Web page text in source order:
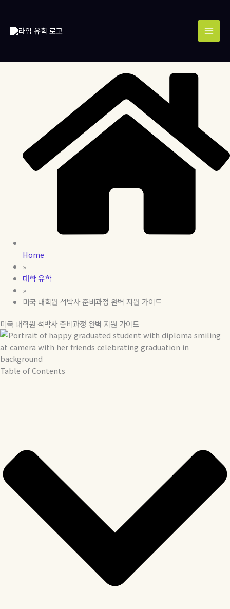
너
Home
»
대학 유학
»
미국 대학원 석박사 준비과정 완벽 지원 가이드
미국 대학원 석박사 준비과정 완벽 지원 가이드
Table of Contents